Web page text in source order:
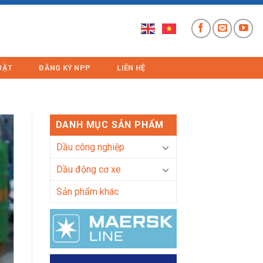
ĐĂNG KÝ NPP LIÊN HỆ
DANH MỤC SẢN PHẨM
Dầu công nghiệp
Dầu động cơ xe
Sản phẩm khác